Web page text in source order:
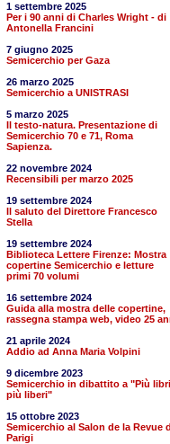
1 settembre 2025
Per i 90 anni di Charles Wright - di
Antonella Francini
7 giugno 2025
Semicerchio per Gaza
26 marzo 2025
Semicerchio a UNISTRASI
5 marzo 2025
Il testo-natura. Presentazione di
Semicerchio 70 e 71, Roma
Sapienza.
22 novembre 2024
Recensibili per marzo 2025
19 settembre 2024
Il saluto del Direttore Francesco
Stella
19 settembre 2024
Biblioteca Lettere Firenze: Mostra
copertine Semicerchio e letture
primi 70 volumi
16 settembre 2024
Guida alla mostra delle copertine,
rassegna stampa web, video 25
21 aprile 2024
Addio ad Anna Maria Volpini
9 dicembre 2023
Semicerchio in dibattito a "Più libri
più liberi"
15 ottobre 2023
Semicerchio al Salon de la Revue
Parigi